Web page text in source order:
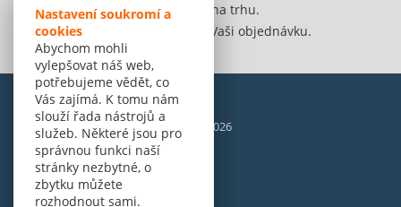
Nastavení soukromí a
cookies
Abychom mohli
vylepšovat náš web,
potřebujeme vědět, co
Vás zajímá. K tomu nám
slouží řada nástrojů a
služeb. Některé jsou pro
správnou funkci naší
stránky nezbytné, o
zbytku můžete
rozhodnout sami.
Jsme 20 let na trhu.
Spolehlivě vyřídíme Vaši objednávku.
© Amenit Software Solutions, 1998 - 2026
Powered by nopCommerce